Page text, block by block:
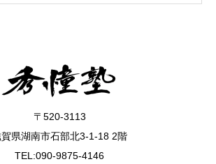
〒520-3113
県湖南市石部北3-1-18 2階
TEL:090-9875-4146